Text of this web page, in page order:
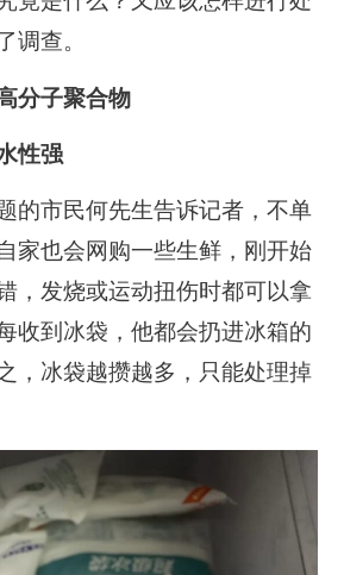
调查。
子聚合物
性强
市民何先生告诉记者，不单
家也会网购一些生鲜，刚开始
，发烧或运动扭伤时都可以拿
收到冰袋，他都会扔进冰箱的
，冰袋越攒越多，只能处理掉